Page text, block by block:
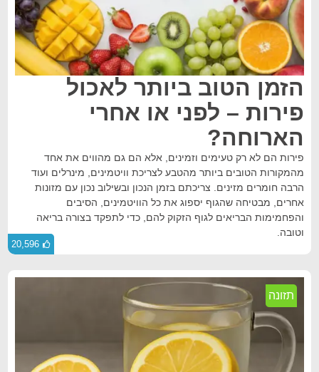
הזמן הטוב ביותר לאכול
פירות – לפני או אחרי
הארוחה?
פירות הם לא רק טעימים וזמינים, אלא הם גם מהווים את אחד
מהמקורות הטובים ביותר מהטבע לצריכת וויטמינים, מינרלים ועוד
הרבה חומרים מזינים. צריכתם בזמן הנכון ובשילוב נכון עם מזונות
אחרים, מבטיחה שהגוף יספוג את כל הוויטמינים, הסיבים
והפחמימות הבריאים לגוף הזקוק להם, כדי לתפקד בצורה בריאה
וטובה.
20,596
תזונה